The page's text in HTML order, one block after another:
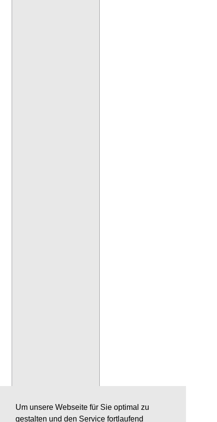
Um unsere Webseite für Sie optimal zu
gestalten und den Service fortlaufend